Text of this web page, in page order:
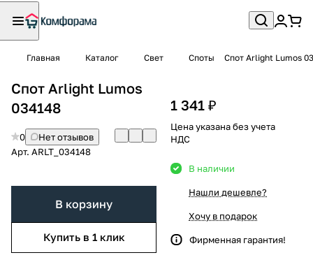
Главная Каталог Свет Споты Спот Arlight Lumos
Спот Arlight Lumos
034148
0
Нет отзывов
Арт. ARLT_034148
В корзину
Купить в 1 клик
1 341 ₽
Цена указана без учета
НДС
В наличии
Нашли дешевле?
Хочу в подарок
Фирменная гарантия!